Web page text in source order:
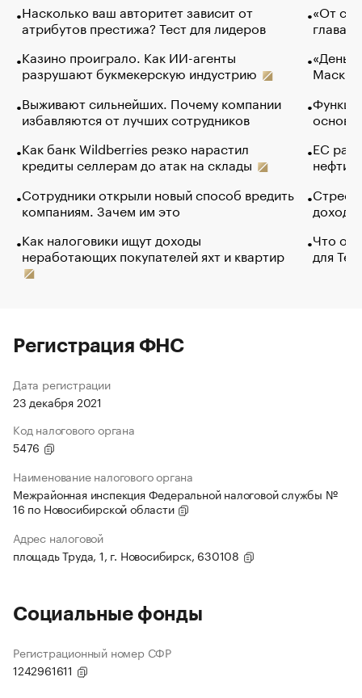
Насколько ваш авторитет зависит от
атрибутов престижа? Тест для лидеров
Казино проиграло. Как ИИ-агенты
разрушают букмекерскую индустрию
Выживают сильнейших. Почему компании
избавляются от лучших сотрудников
Как банк Wildberries резко нарастил
кредиты селлерам до атак на склады
Сотрудники открыли новый способ вредить
компаниям. Зачем им это
Как налоговики ищут доходы
неработающих покупателей яхт и квартир
«От
глава
Маск в
основ
ЕС
нефти
Что
для
Регистрация ФНС
Дата регистрации
23 декабря 2021
Код налогового органа
5476
Наименование налогового органа
Межрайонная инспекция Федеральной налоговой службы №
16 по Новосибирской области
Адрес налоговой
площадь Труда, 1, г. Новосибирск, 630108
Социальные фонды
Регистрационный номер СФР
1242961611